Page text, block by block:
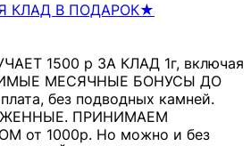
КЛАД В ПОДАРОК★
1500 р ЗА КЛАД 1г, включая
МЕСЯЧНЫЕ БОНУСЫ ДО
без подводных камней.
ПРИНИМАЕМ
от 1000р. Но можно и без